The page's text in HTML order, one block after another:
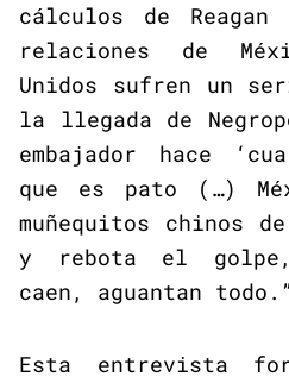
cálculos de
relaciones de
Unidos sufren un
la llegada de
embajador hace
que es pato (…)
muñequitos chinos
y rebota el
caen, aguantan todo.”
Esta entrevista